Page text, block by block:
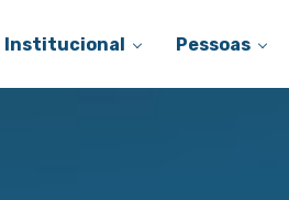
Institucional Pessoas